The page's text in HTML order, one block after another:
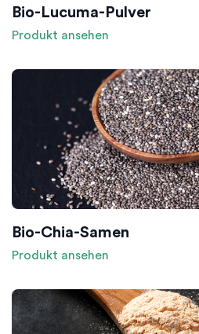
Bio-Lucuma-Pulver
Produkt ansehen
Bio-Chia-Samen
Produkt ansehen